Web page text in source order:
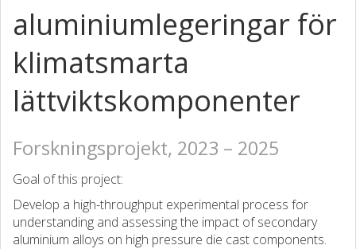
aluminiumlegeringar för
klimatsmarta
lättviktskomponenter
Forskningsprojekt, 2023 – 2025
Goal of this project:
Develop a high-throughput experimental process for
understanding and assessing the impact of secondary
aluminium alloys on high pressure die cast components.